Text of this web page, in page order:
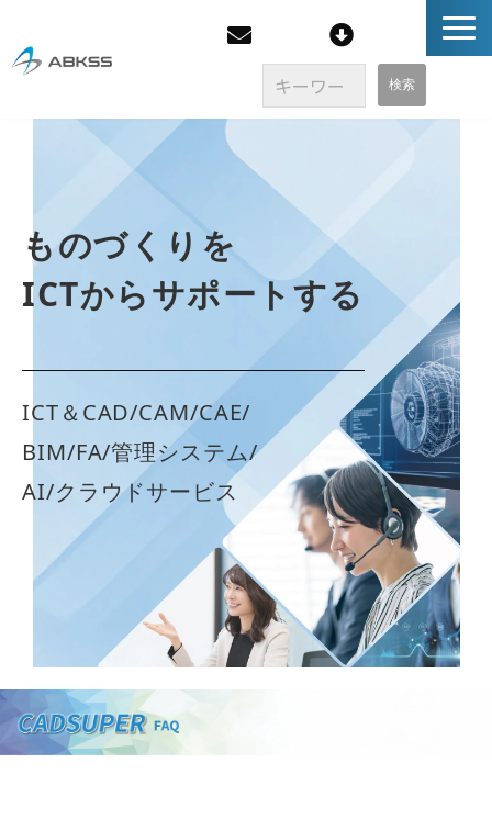
ブログ
採用情報
ものづくりを
ICTからサポートする
ICT＆CAD/CAM/CAE/
BIM/FA/管理システム/
AI/クラウドサービス